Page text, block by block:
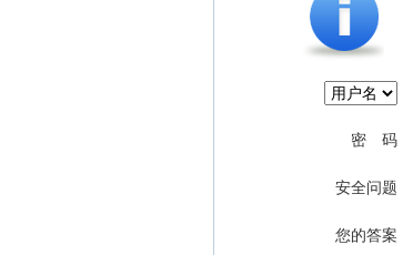
密 码
安全问题
您的答案